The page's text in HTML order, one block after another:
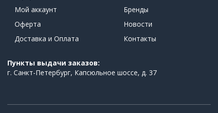
Мой аккаунт
Оферта
Доставка и Оплата
Бренды
Новости
Контакты
Пункты выдачи заказов:
г. Санкт-Петербург, Капсюльное шоссе, д. 37